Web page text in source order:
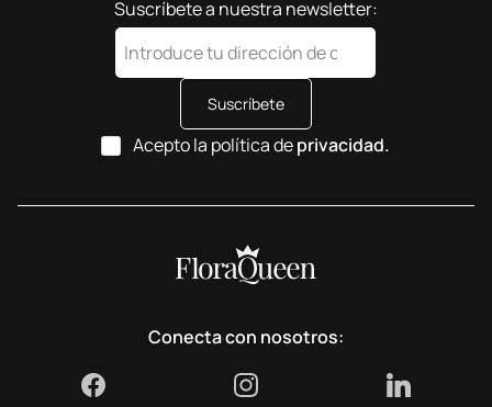
Suscríbete a nuestra newsletter:
Suscríbete
Acepto la política deprivacidad.
Conecta con nosotros: